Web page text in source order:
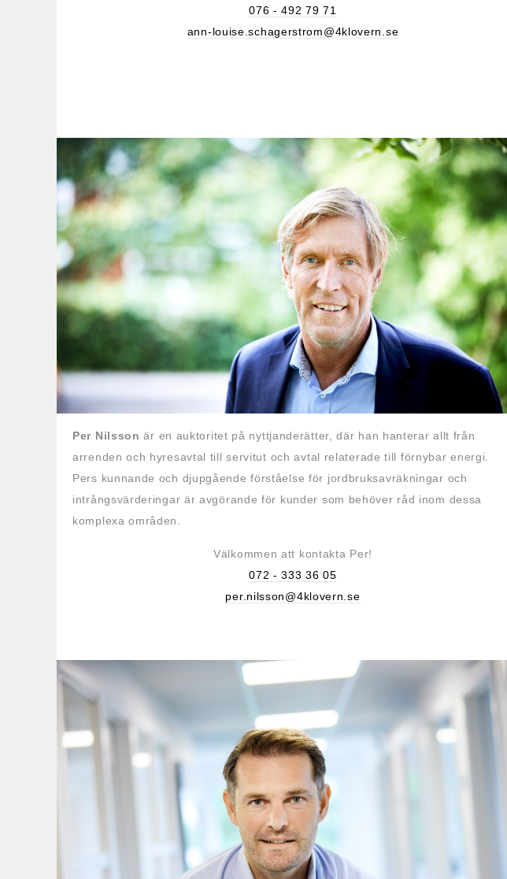
076 - 492 79 71
ann-louise.schagerstrom@4klovern.se
Per Nilsson är en auktoritet på nyttjanderätter, där han hanterar allt från
arrenden och hyresavtal till servitut och avtal relaterade till förnybar energi.
Pers kunnande och djupgående förståelse för jordbruksavräkningar och
intrångsvärderingar är avgörande för kunder som behöver råd inom dessa
komplexa områden.
Välkommen att kontakta Per!
072 - 333 36 05
per.nilsson@4klovern.se